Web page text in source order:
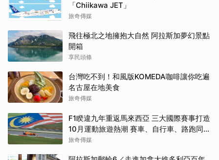
「Chiikawa JET」
旅奇傳媒
飛往極北之地擁抱大自然 阿拉斯加夢幻景點
開箱
享民頭條
台灣吃不到！和風版KOMEDA咖啡讓你吃遍
名古屋在地美食
旅奇傳媒
F1睽違九年重返馬來西亞 三大國際賽事打造
10月運動旅遊熱潮 賽車、自行車、路跑同週
登場
旅奇傳媒